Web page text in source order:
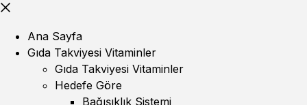
Ana Sayfa
Gıda Takviyesi Vitaminler
Gıda Takviyesi Vitaminler
Hedefe Göre
Bağışıklık Sistemi